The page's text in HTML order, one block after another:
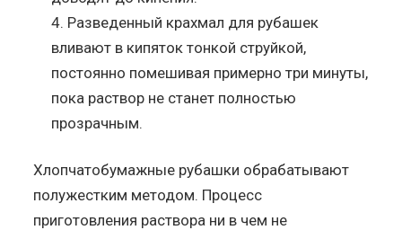
Разведенный крахмал для рубашек
вливают в кипяток тонкой струйкой,
постоянно помешивая примерно три минуты,
пока раствор не станет полностью
прозрачным.
Хлопчатобумажные рубашки обрабатывают
полужестким методом. Процесс
приготовления раствора ни в чем не